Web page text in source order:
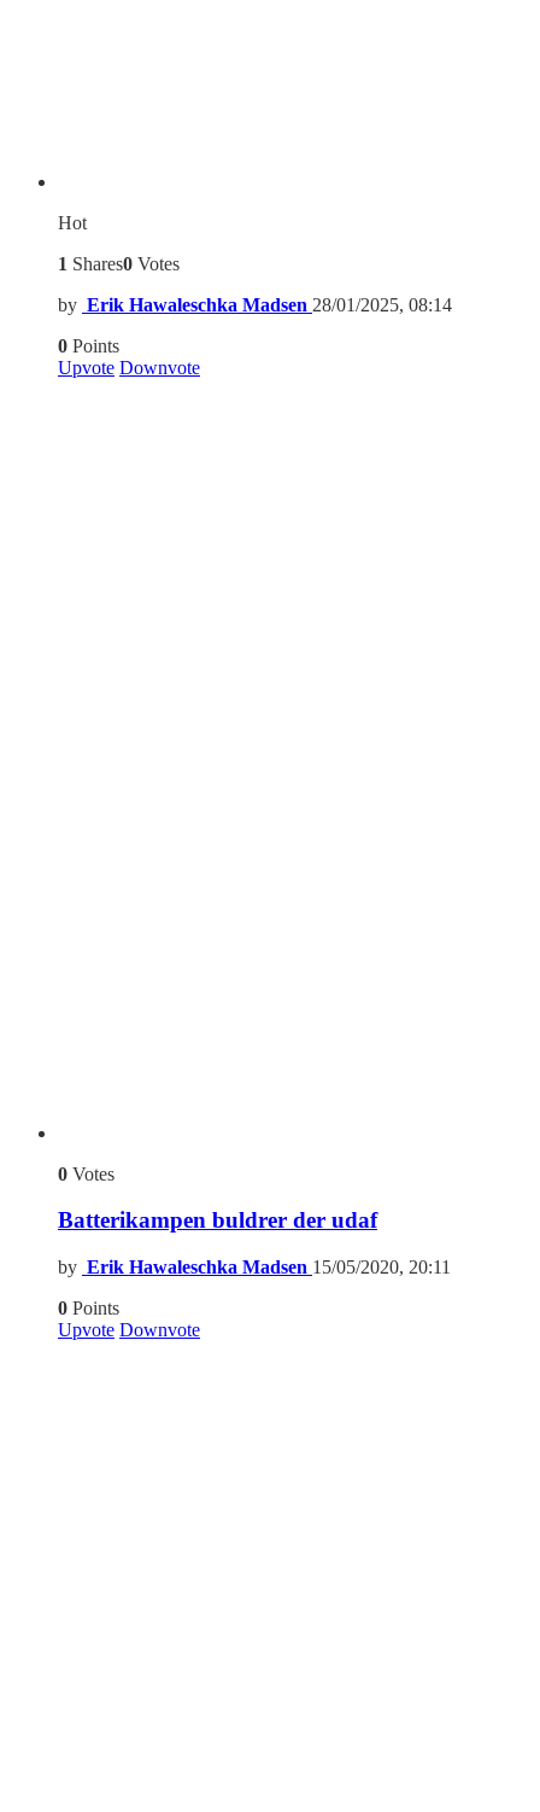
Hot
1 Shares0 Votes
by Erik Hawaleschka Madsen 28/01/2025, 08:14
0 Points
Upvote Downvote
0 Votes
Batterikampen buldrer der udaf
by Erik Hawaleschka Madsen 15/05/2020, 20:11
0 Points
Upvote Downvote